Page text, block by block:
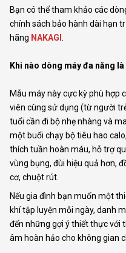
Bạn có thể tham khảo các
chính sách bảo hành dài hạn
hãng NAKAGI .
Khi nào dòng máy đa năng
Mẫu máy này cực kỳ phù hợp
viên cùng sử dụng (từ người
tuổi cần đi bộ nhẹ nhàng và
một buổi chạy bộ tiêu hao
thích tuần hoàn máu, hỗ trợ
vùng bụng, đùi hiệu quả hơn,
cơ, chuột rút.
Nếu gia đình bạn muốn một
khí tập luyện mỗi ngày, danh
đến những gợi ý thiết thực với
âm hoàn hảo cho không gian